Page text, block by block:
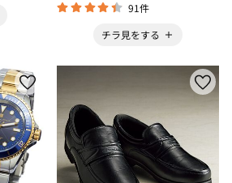
91件
チラ見をする